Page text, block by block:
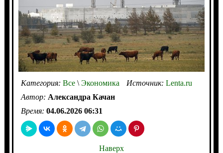
Категория: Все\Экономика Источник: Lenta.ru
Автор: Александра Качан
Время: 04.06.2026 06:31
Наверх